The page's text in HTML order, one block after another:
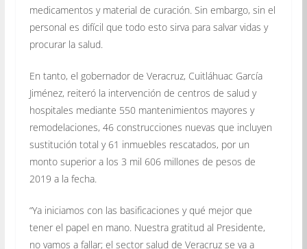
medicamentos y material de curación. Sin embargo, sin el
personal es difícil que todo esto sirva para salvar vidas y
procurar la salud.
En tanto, el gobernador de Veracruz, Cuitláhuac García
Jiménez, reiteró la intervención de centros de salud y
hospitales mediante 550 mantenimientos mayores y
remodelaciones, 46 construcciones nuevas que incluyen
sustitución total y 61 inmuebles rescatados, por un
monto superior a los 3 mil 606 millones de pesos de
2019 a la fecha.
“Ya iniciamos con las basificaciones y qué mejor que
tener el papel en mano. Nuestra gratitud al Presidente,
no vamos a fallar; el sector salud de Veracruz se va a